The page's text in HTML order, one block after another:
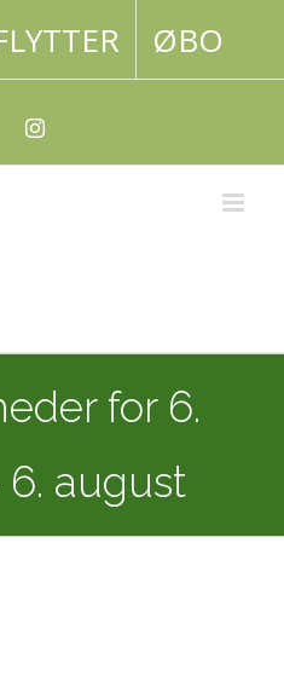
ØBO
Instagram
for 6.
august